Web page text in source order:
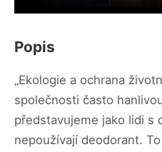
Popis
„Ekologie a ochrana
společnosti často
představujeme jako lidi s
nepoužívají deodorant.